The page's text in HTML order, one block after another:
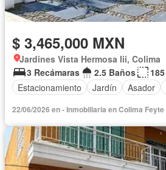
$ 3,465,000 MXN
Jardines Vista Hermosa Iii, Colima
3 Recámaras
2.5 Baños
Estacionamiento
Jardín Asador
22/06/2026 en - Inmobiliaria en Colima Feyte